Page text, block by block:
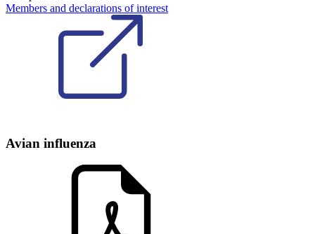
Members and declarations of interest
Avian influenza